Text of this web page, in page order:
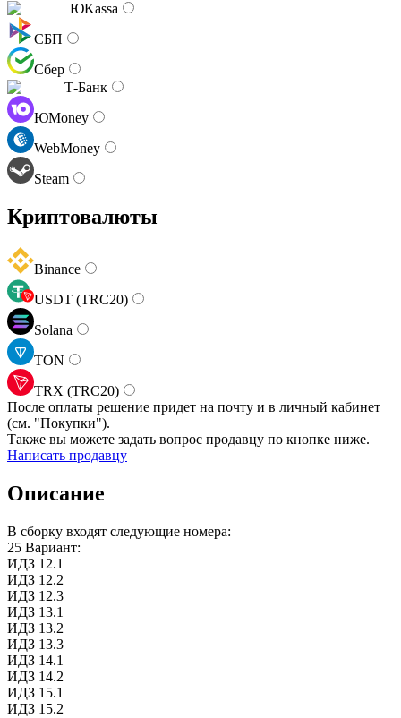
ЮKassa
СБП
Сбер
Т-Банк
ЮMoney
WebMoney
Steam
Криптовалюты
Binance
USDT (TRC20)
Solana
TON
TRX (TRC20)
После оплаты решение придет на почту и в личный кабинет
(см. "Покупки").
Также вы можете задать вопрос продавцу по кнопке ниже.
Написать продавцу
Описание
В сборку входят следующие номера:
25 Вариант:
ИДЗ 12.1
ИДЗ 12.2
ИДЗ 12.3
ИДЗ 13.1
ИДЗ 13.2
ИДЗ 13.3
ИДЗ 14.1
ИДЗ 14.2
ИДЗ 15.1
ИДЗ 15.2